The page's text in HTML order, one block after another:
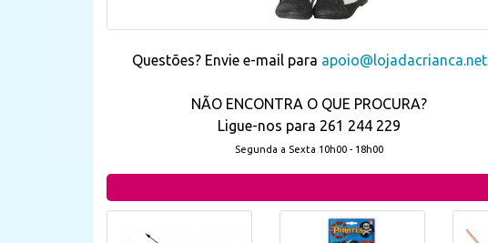
Questões? Envie e-mail para apoio@lojadacrianca.net
NÃO ENCONTRA O QUE PROCURA?
Ligue-nos para 261 244 229
Segunda a Sexta 10h00 - 18h00